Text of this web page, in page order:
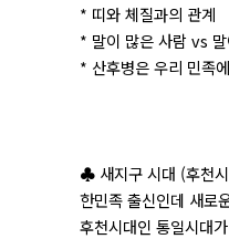
* 띠와 체질과의 관계
* 말이 많은 사람 vs
* 산후병은 우리 민족
♣ 새지구 시대 (후천
한민족 출신인데 새로
후천시대인 통일시대